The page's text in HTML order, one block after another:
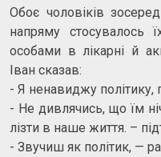
Обоє чоловіків
напряму стосувалось
особами в лікарні й
Іван сказав:
- Я ненавиджу політику,
- Не дивлячись, що їм
лізти в наше життя. –
- Звучиш як політик, —